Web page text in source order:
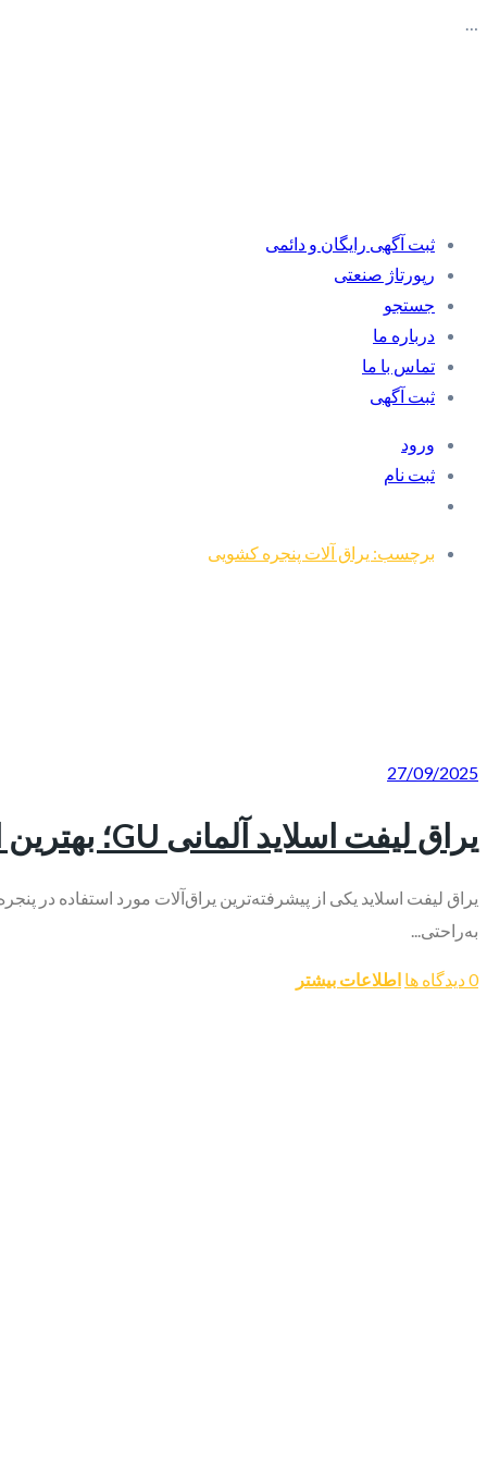
…
ثبت آگهی رایگان و دائمی
رپورتاژ صنعتی
جستجو
درباره ما
تماس با ما
ثبت آگهی
ورود
ثبت نام
برچسب: یراق آلات پنجره کشویی
27/09/2025
یراق لیفت اسلاید آلمانی GU؛ بهترین انتخاب برای پنجره دوجداره آلومینیوم
یراق لیفت اسلاید یکی از پیشرفته‌ترین یراق‌آلات مورد استفاده
به‌راحتی...
0 دیدگاه ها اطلاعات بیشتر